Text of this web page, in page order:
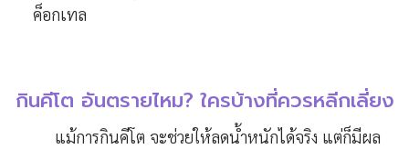
ค็อกเทล
กินคีโต อันตรายไหม? ใครบ้างที่ควรหลีกเลี่ยง
แม้การกินคีโต จะช่วยให้ลดน้ำหนักได้จริง แต่ก็มีผล